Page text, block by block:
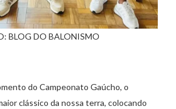
BLOG DO BALONISMO
do Campeonato Gaúcho, o
clássico da nossa terra, colocando